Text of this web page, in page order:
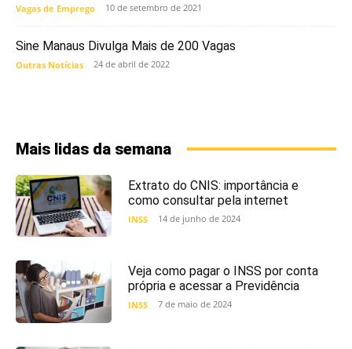
Vagas de Emprego 10 de setembro de 2021
Sine Manaus Divulga Mais de 200 Vagas
Outras Notícias 24 de abril de 2022
Mais lidas da semana
Extrato do CNIS: importância e
como consultar pela internet
INSS 14 de junho de 2024
Veja como pagar o INSS por conta
própria e acessar a Previdência
INSS 7 de maio de 2024